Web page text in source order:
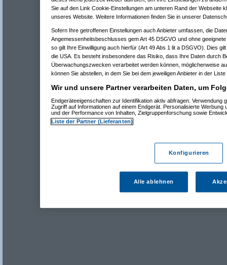
Sie auf den Link Cookie-Einstellungen am unteren Rand der Webseite
unseres Website. Weitere Informationen finden Sie in unserer
Sofern Ihre getroffenen Einstellungen auch Anbieter umfassen, die
Angemessenheitsbeschlusses gem Art 45 DSGVO und ohne
so gilt Ihre Einwilligung auch hierfür (Art 49 Abs 1 lit a DSGVO). Dies
die USA. Es besteht insbesondere das Risiko, dass Ihre Daten durch
Überwachungszwecken verarbeitet werden können, möglicherweise
können Sie abstellen, in dem Sie bei dem jeweiligen Anbieter in der
Wir und unsere Partner verarbeiten Daten, um
Endgeräteeigenschaften zur Identifikation aktiv abfragen. Verwendung
Zugriff auf Informationen auf einem Endgerät. Personalisierte Werbung
und der Performance von Inhalten, Zielgruppenforschung sowie
Liste der Partner (Lieferanten)
Konfigurieren
Alle ablehnen